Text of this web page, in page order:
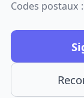
Codes postaux